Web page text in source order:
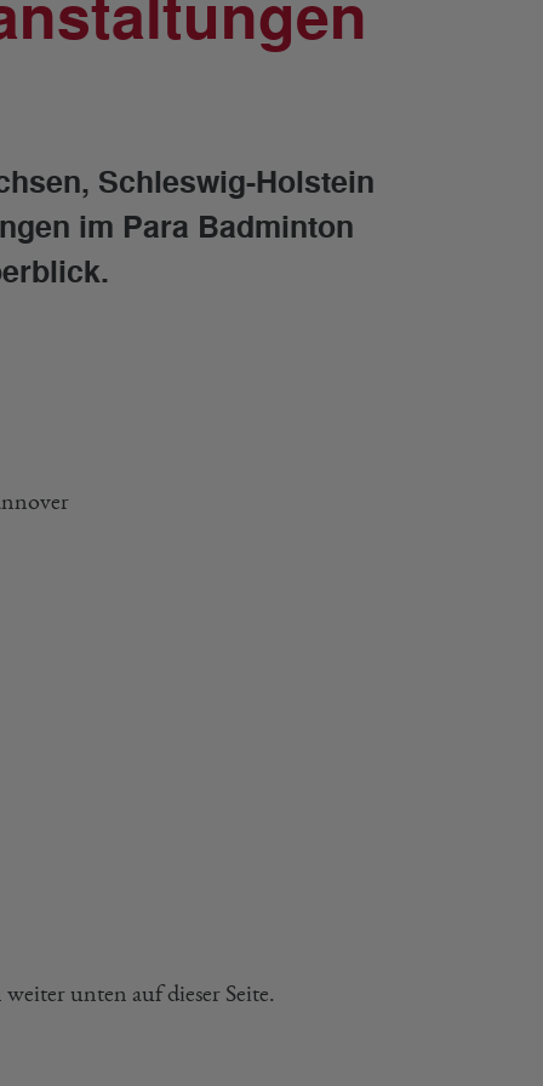
Schleswig-Holstein
im Para Badminton
unten auf dieser Seite.